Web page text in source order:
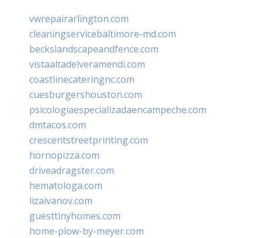
vwrepairarlington.com
cleaningservicebaltimore-md.com
beckslandscapeandfence.com
vistaaltadelveramendi.com
coastlinecateringnc.com
cuesburgershouston.com
psicologiaespecializadaencampeche.com
dmtacos.com
crescentstreetprinting.com
hornopizza.com
driveadragster.com
hematologa.com
lizaivanov.com
guesttinyhomes.com
home-plow-by-meyer.com